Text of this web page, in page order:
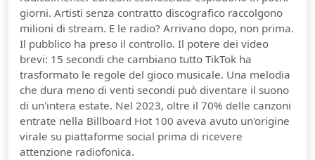
giorni. Artisti senza contratto discografico raccolgono
milioni di stream. E le radio? Arrivano dopo, non prima.
Il pubblico ha preso il controllo. Il potere dei video
brevi: 15 secondi che cambiano tutto TikTok ha
trasformato le regole del gioco musicale. Una melodia
che dura meno di venti secondi può diventare il suono
di un'intera estate. Nel 2023, oltre il 70% delle canzoni
entrate nella Billboard Hot 100 aveva avuto un'origine
virale su piattaforme social prima di ricevere
attenzione radiofonica.